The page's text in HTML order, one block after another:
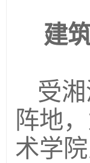
建
受
阵地
术学